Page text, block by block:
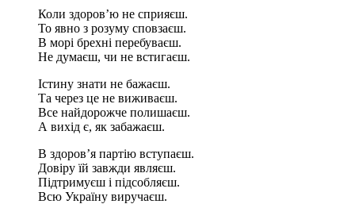
Коли здоров’ю не сприяєш.
То явно з розуму сповзаєш.
В морі брехні перебуваєш.
Не думаєш, чи не встигаєш.
Істину знати не бажаєш.
Та через це не виживаєш.
Все найдорожче полишаєш.
А вихід є, як забажаєш.
В здоров’я партію вступаєш.
Довіру їй завжди являєш.
Підтримуєш і підсобляєш.
Всю Україну виручаєш.